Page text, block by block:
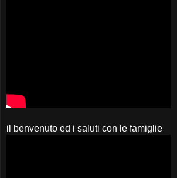
il benvenuto ed i saluti con le famiglie